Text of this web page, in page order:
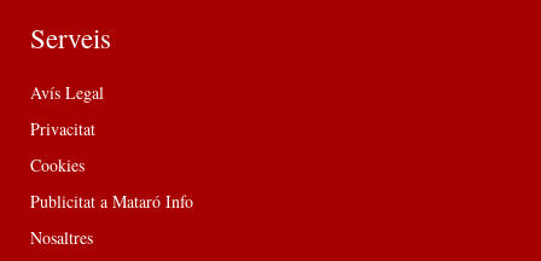
Serveis
Avís Legal
Privacitat
Cookies
Publicitat a Mataró Info
Nosaltres